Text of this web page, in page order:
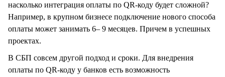
насколько интеграция оплаты по QR-коду будет сложной?
Например, в крупном бизнесе подключение нового способа
оплаты может занимать 6– 9 месяцев. Причем в успешных
проектах.
В СБП совсем другой подход и сроки. Для внедрения
оплаты по QR-коду у банков есть возможность